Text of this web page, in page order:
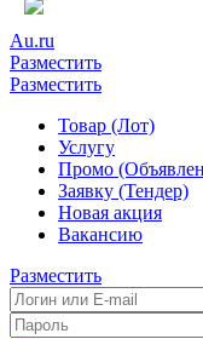
Au.ru
Разместить
Разместить
Товар (Лот)
Услугу
Промо
Заявку (Тендер)
Новая акция
Вакансию
Разместить